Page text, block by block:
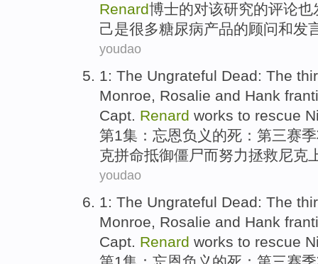
Renard博士的对该研究的评论也
己是很多糖尿病产品的顾问和发
youdao
1: The Ungrateful Dead: The
Monroe, Rosalie and Hank
Capt. Renard works to rescue
第1集 ： 忘恩负义 的死 ： 第三赛季
克拼命抵御僵尸而努力拯救尼克
youdao
1: The Ungrateful Dead: The
Monroe, Rosalie and Hank
Capt. Renard works to rescue